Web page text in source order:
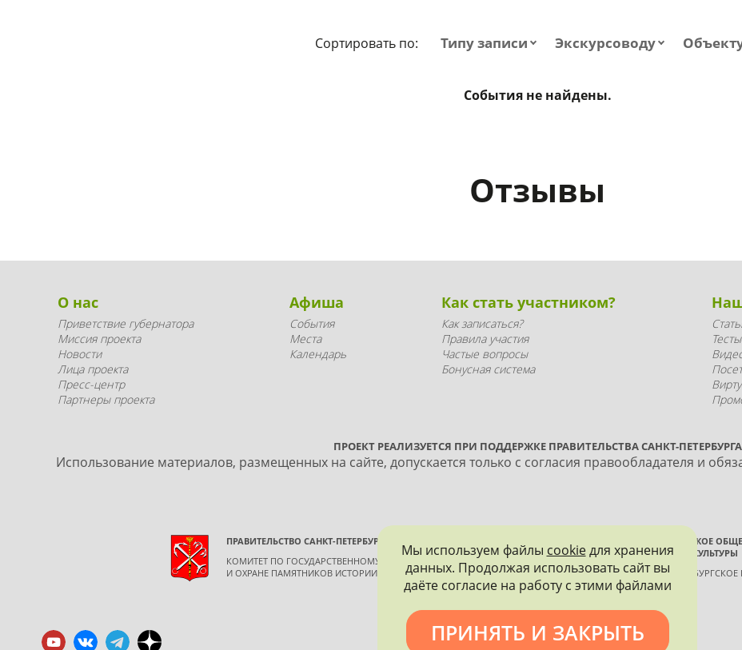
Сортировать по: Типу записи Экскурсоводу
События не найдены.
Отзывы
О нас
Приветствие губернатора
Миссия проекта
Новости
Лица проекта
Пресс-центр
Партнеры проекта
Афиша
События
Места
Календарь
Как стать участником?
Как записаться?
Правила участия
Частые вопросы
Бонусная система
Тесты
ПРОЕКТ РЕАЛИЗУЕТСЯ ПРИ ПОДДЕРЖКЕ ПРАВИТЕЛЬСТВА САНКТ-ПЕТЕРБУРГА
Использование материалов, размещенных на сайте, допускается только с согласия правообладателя и
ПРАВИТЕЛЬСТВО САНКТ-ПЕТЕРБУРГА
КОМИТЕТ ПО ГОСУДАРСТВЕННОМУ КОНТРОЛЮ, ИСПОЛЬЗОВАНИЮ
И ОХРАНЕ ПАМЯТНИКОВ ИСТОРИИ И КУЛЬТУРЫ
ВСЕРОССИЙСКОЕ
ИСТОРИИ И КУЛЬТУРЫ
САНКТ-
Политика конфиденциальности
Мы используем файлы cookieдля хранения
данных. Продолжая использовать сайт вы
даёте согласие на работу с этими файлами
ПРИНЯТЬ И ЗАКРЫТЬ